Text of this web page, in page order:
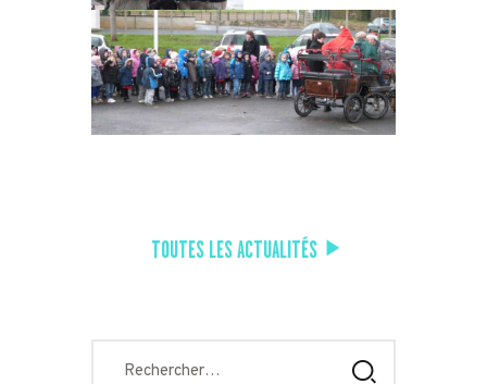
TOUTES LES ACTUALITÉS